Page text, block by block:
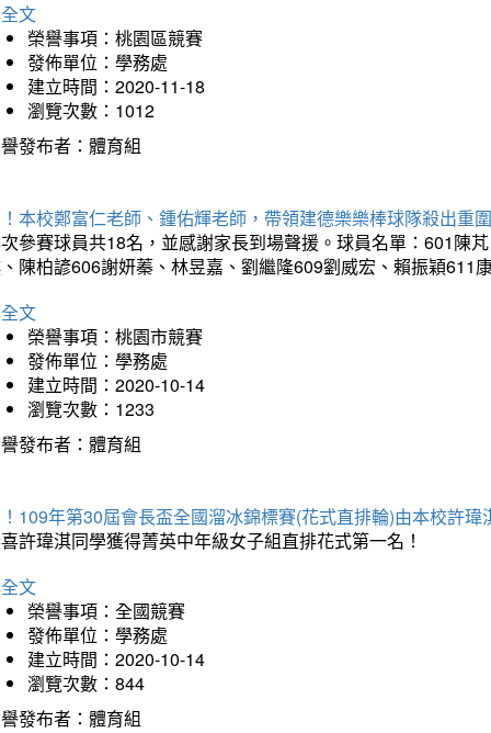
文
榮譽事項：桃園區競賽
發佈單位：學務處
建立時間：2020-11-18
瀏覽次數：1012
發布者：體育組
本校鄭富仁老師、鍾佑輝老師，帶領建德樂樂棒球隊殺出重
參賽球員共18名，並感謝家長到場聲援。球員名單：601陳
陳柏諺606謝妍蓁、林昱嘉、劉繼隆609劉威宏、賴振穎611
文
榮譽事項：桃園市競賽
發佈單位：學務處
建立時間：2020-10-14
瀏覽次數：1233
發布者：體育組
109年第30屆會長盃全國溜冰錦標賽(花式直排輪)由本校許瑋
許瑋淇同學獲得菁英中年級女子組直排花式第一名！
文
榮譽事項：全國競賽
發佈單位：學務處
建立時間：2020-10-14
瀏覽次數：844
發布者：體育組